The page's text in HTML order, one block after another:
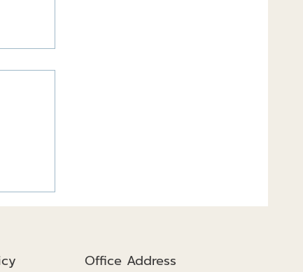
เร็จดี
Office Address